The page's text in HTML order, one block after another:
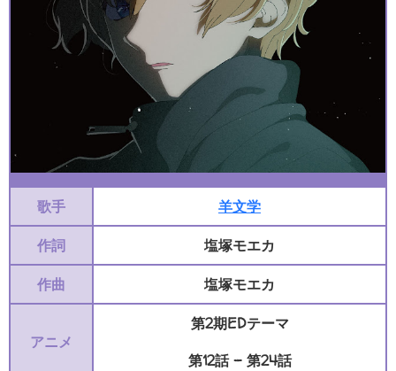
歌手
羊文学
作詞
塩塚モエカ
作曲
塩塚モエカ
アニメ
第2期EDテーマ
第12話 - 第24話